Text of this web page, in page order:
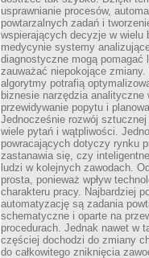
usprawnianie procesów,
powtarzalnych zadań i
wspierających decyzje w wielu
medycynie systemy
diagnostyczne mogą pomagać
zauważać niepokojące
algorytmy potrafią
biznesie narzędzia analityczne
przewidywanie popytu i
Jednocześnie rozwój
wiele pytań i wątpliwości.
powracających dotyczy rynku
zastanawia się, czy
ludzi w kolejnych zawodach.
prosta, ponieważ wpływ
charakteru pracy. Najbardziej
automatyzację są zadania
schematyczne i oparte na
procedurach. Jednak nawet w
częściej dochodzi do zmiany
do całkowitego zniknięcia